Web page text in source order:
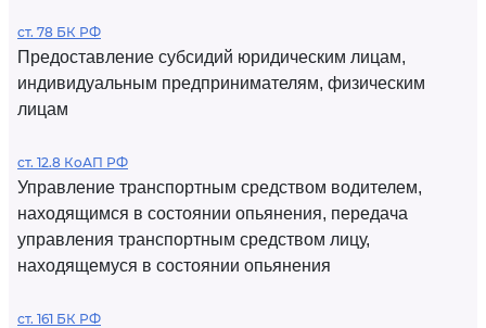
ст. 78 БК РФ
Предоставление субсидий юридическим лицам,
индивидуальным предпринимателям, физическим
лицам
ст. 12.8 КоАП РФ
Управление транспортным средством водителем,
находящимся в состоянии опьянения, передача
управления транспортным средством лицу,
находящемуся в состоянии опьянения
ст. 161 БК РФ